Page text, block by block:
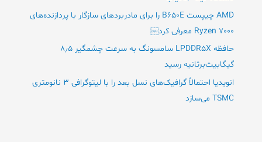
AMD چیپست B650E را برای مادربردهای سازگار با پردازنده‌های
Ryzen 7000 معرفی کرد￼
حافظه LPDDR5X سامسونگ به سرعت چشمگیر ۸٫۵
گیگابیت‌‌برثانیه رسید
انویدیا احتمالاً گرافیک‌های نسل بعد را با لیتوگرافی ۳ نانومتری
TSMC می‌سازد